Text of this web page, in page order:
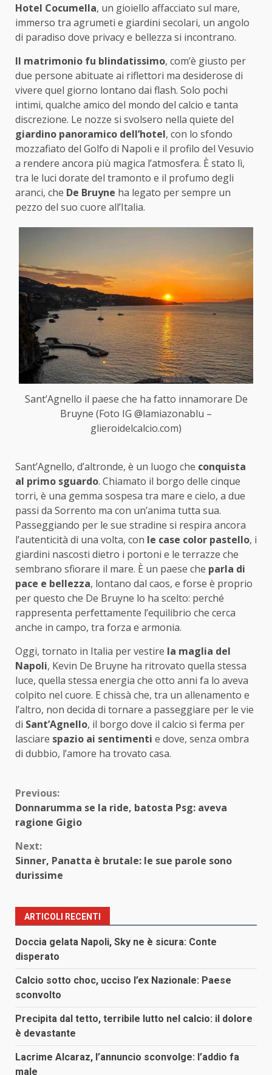
Hotel Cocumella, un gioiello affacciato sul mare,
immerso tra agrumeti e giardini secolari, un angolo
di paradiso dove privacy e bellezza si incontrano.
Il matrimonio fu blindatissimo, com’è giusto per
due persone abituate ai riflettori ma desiderose di
vivere quel giorno lontano dai flash. Solo pochi
intimi, qualche amico del mondo del calcio e tanta
discrezione. Le nozze si svolsero nella quiete del
giardino panoramico dell’hotel, con lo sfondo
mozzafiato del Golfo di Napoli e il profilo del Vesuvio
a rendere ancora più magica l’atmosfera. È stato lì,
tra le luci dorate del tramonto e il profumo degli
aranci, che De Bruyne ha legato per sempre un
pezzo del suo cuore all’Italia.
Sant’Agnello il paese che ha fatto innamorare De
Bruyne (Foto IG @lamiazonablu –
glieroidelcalcio.com)
Sant’Agnello, d’altronde, è un luogo che conquista
al primo sguardo. Chiamato il borgo delle cinque
torri, è una gemma sospesa tra mare e cielo, a due
passi da Sorrento ma con un’anima tutta sua.
Passeggiando per le sue stradine si respira ancora
l’autenticità di una volta, con le case color pastello, i
giardini nascosti dietro i portoni e le terrazze che
sembrano sfiorare il mare. È un paese che parla di
pace e bellezza, lontano dal caos, e forse è proprio
per questo che De Bruyne lo ha scelto: perché
rappresenta perfettamente l’equilibrio che cerca
anche in campo, tra forza e armonia.
Oggi, tornato in Italia per vestire la maglia del
Napoli, Kevin De Bruyne ha ritrovato quella stessa
luce, quella stessa energia che otto anni fa lo aveva
colpito nel cuore. E chissà che, tra un allenamento e
l’altro, non decida di tornare a passeggiare per le vie
di Sant’Agnello, il borgo dove il calcio si ferma per
lasciare spazio ai sentimenti e dove, senza ombra
di dubbio, l’amore ha trovato casa.
Continue
Reading
Previous:
Donnarumma se la ride, batosta Psg: aveva
ragione Gigio
Next:
Sinner, Panatta è brutale: le sue parole sono
durissime
ARTICOLI RECENTI
Doccia gelata Napoli, Sky ne è sicura: Conte
disperato
Calcio sotto choc, ucciso l’ex Nazionale: Paese
sconvolto
Precipita dal tetto, terribile lutto nel calcio: il dolore
è devastante
Lacrime Alcaraz, l’annuncio sconvolge: l’addio fa
male